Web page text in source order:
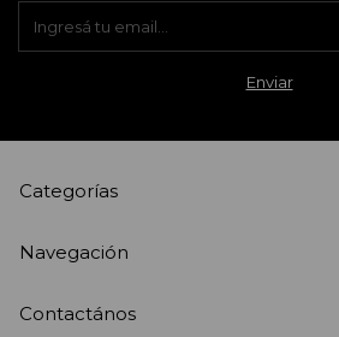
Categorías
Navegación
Contactános